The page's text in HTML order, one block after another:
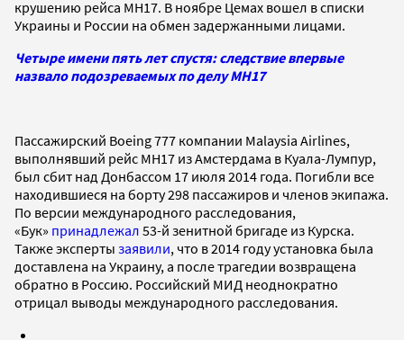
крушению рейса MH17. В ноябре Цемах вошел в списки
Украины и России на обмен задержанными лицами.
Четыре имени пять лет спустя: следствие впервые
назвало подозреваемых по делу MH17
Пассажирский Boeing 777 компании Malaysia Airlines,
выполнявший рейс MH17 из Амстердама в Куала-Лумпур,
был сбит над Донбассом 17 июля 2014 года. Погибли все
находившиеся на борту 298 пассажиров и членов экипажа.
По версии международного расследования,
«Бук» принадлежал 53-й зенитной бригаде из Курска.
Также эксперты заявили, что в 2014 году установка была
доставлена на Украину, а после трагедии возвращена
обратно в Россию. Российский МИД неоднократно
отрицал выводы международного расследования.